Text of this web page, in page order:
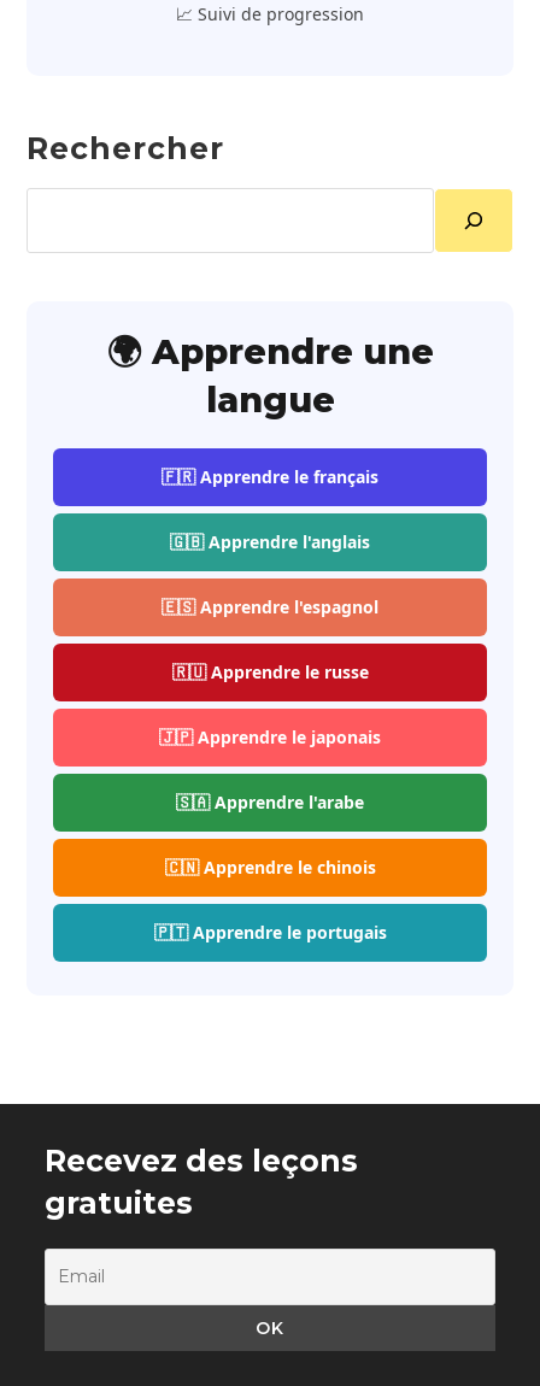
📈 Suivi de progression
Rechercher
🌍 Apprendre une
langue
🇫🇷 Apprendre le français
🇬🇧 Apprendre l'anglais
🇪🇸 Apprendre l'espagnol
🇷🇺 Apprendre le russe
🇯🇵 Apprendre le japonais
🇸🇦 Apprendre l'arabe
🇨🇳 Apprendre le chinois
🇵🇹 Apprendre le portugais
Recevez des leçons
gratuites